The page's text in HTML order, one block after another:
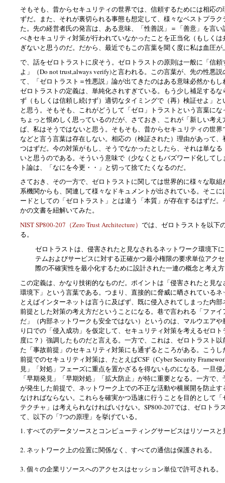
そもそも、昔からセキュリティの世界では、信頼するためには相応
ずだ。また、それが裏切られる事態も想定して、様々なベストプラ
た。先の経営者氏の発言は、ある意味、「性善説」＝「善意」を言
べきセキュリティ対策が行われていなかったことを正当化（もしく
ぎないと思うのだ。だから、最近でもこの言葉を聞く度に私は血圧
で、話をゼロトラストに戻そう。ゼロトラストの原則は一般に「信
よ」（Do not trust,always verify)と言われる。この言葉が、先の性悪
て、「ゼロトラスト＝性悪説」論が出てきたのはある意味必然かも
ゼロトラストの定義は、単純化されすぎている。もう少し補足する
ず（もしくは信頼し続けず）適切なタイミングで（再）検証せよ」
と思う。そもそも、これがどうして「ゼロ」トラストという言葉に
ちょっと恨めしく思っているのだが、さておき、これが「新しい考
ば、私はそうではないと思う。そもそも、昔からセキュリティの世
などと言う言葉は存在しない。相応の（検証された）理由があって
つはずだ。今の対策がもし、そうでなかったとしたら、それは単な
いと思うのである。そういう意味で（少なくともバズワード化して
ト論は、「なにを今更・・」と切って捨てたくなるのだ。
さておき、その一方で、ゼロトラストに関しては世界的に様々な取
系機関からも、関連して様々なドキュメントが出されている。そこ
ードとしての「ゼロトラスト」とは違う「本質」が存在するはずだ
かの文書を紐解いてみた。
NIST SP800-207（Zero Trust Architecture） では、ゼロトラストを以下
る。
ゼロトラストは、侵害されたと見なされるネットワーク環境下
テムおよびサービスに対する正確かつ最小権限の要求単位アク
際の不確実性を最小化するために設計された一連の概念と考え
この定義は、かなり技術的なものだ。ポイントは「侵害されたと見
環境下」という言葉である。つまり、直接的に脅威に晒されている
とえばインターネットは言うに及ばず、既に侵入されてしまった内
前提とした対策の考え方だということになる。巷で言われる「ファ
だ」（内部ネットワークも安全ではない）というのは、マルウエア
り口での「侵入成功」を仮定して、セキュリティ対策を考えるゼロ
度に？）強調したものだと言える。一方で、これは、ゼロトラスト
た「事故前提」のセキュリティ対策にも通ずるところがある。こう
前提でのセキュリティ対策は、たとえばCSF（Cyber Security
見」「対処」フェーズに重点を置かざるを得ないものになる。一旦
「早期発見」「早期対処」「拡大防止」が特に重要となる。一方で
が発生した前提で、ネットワーク上での不正な活動や横展開を防止
なければならない。これらを確実かつ迅速に行うことを目的として
テクチャ」は考えられなければいけない。SP800-207では、ゼロトラ
て、以下の「7つの原理」を挙げている。
1. すべてのデータソースとコンピューティングサービスはリソースと
2. ネットワーク上の位置に関係なく、すべての通信は保護される。
3. 個々の企業リソースへのアクセスはセッション単位で許可される。